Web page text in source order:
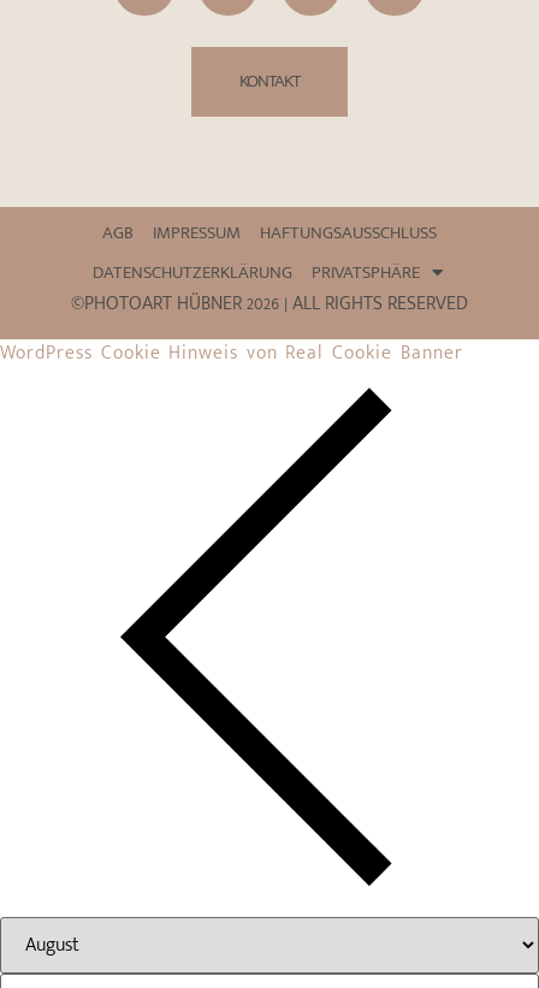
KONTAKT
AGB IMPRESSUM
HAFTUNGSAUSSCHLUSS
DATENSCHUTZERKLÄRUNG
PRIVATSPHÄRE
©PHOTOART HÜBNER 2026 | ALL RIGHTS RESERVED
WordPress Cookie Hinweis von Real Cookie Banner